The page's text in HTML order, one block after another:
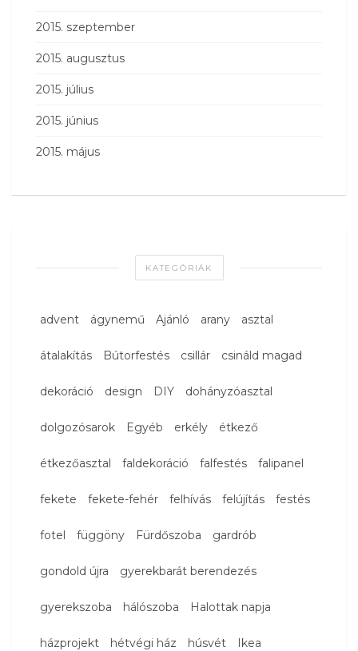
2015. szeptember
2015. augusztus
2015. július
2015. június
2015. május
KATEGÓRIÁK
advent ágynemű Ajánló arany asztal
átalakítás Bútorfestés csillár csináld magad
dekoráció design DIY dohányzóasztal
dolgozósarok Egyéb erkély étkező
étkezőasztal faldekoráció falfestés falipanel
fekete fekete-fehér felhívás felújítás festés
fotel függöny Fürdőszoba gardrób
gondold újra gyerekbarát berendezés
gyerekszoba hálószoba Halottak napja
házprojekt hétvégi ház húsvét Ikea